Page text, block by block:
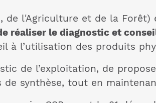
de l'Agriculture et de la
réaliser le diagnostic et
à l’utilisation des produits
de l’exploitation, de
synthèse, tout en